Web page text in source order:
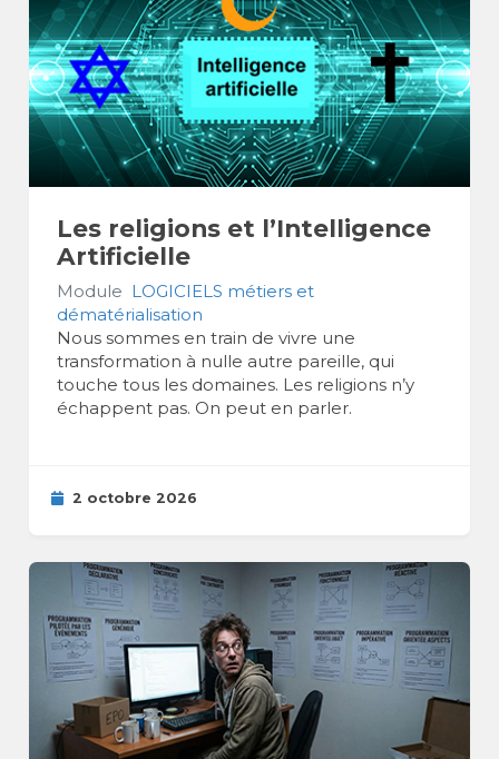
Les religions et l’Intelligence
Artificielle
Module LOGICIELS métiers et
dématérialisation
Nous sommes en train de vivre une
transformation à nulle autre pareille, qui
touche tous les domaines. Les religions n’y
échappent pas. On peut en parler.
2 octobre 2026